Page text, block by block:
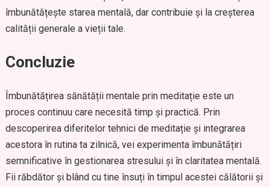
îmbunătățește starea mentală, dar contribuie și la creșterea
calității generale a vieții tale.
Concluzie
Îmbunătățirea sănătății mentale prin meditație este un
proces continuu care necesită timp și practică. Prin
descoperirea diferitelor tehnici de meditație și integrarea
acestora în rutina ta zilnică, vei experimenta îmbunătățiri
semnificative în gestionarea stresului și în claritatea mentală.
Fii răbdător și blând cu tine însuți în timpul acestei călătorii și